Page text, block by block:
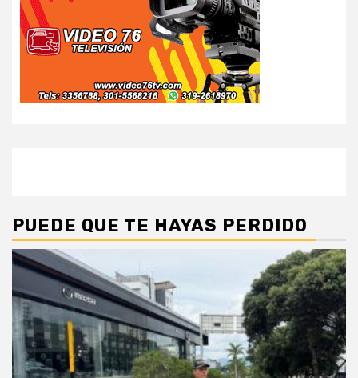
PUEDE QUE TE HAYAS PERDIDO